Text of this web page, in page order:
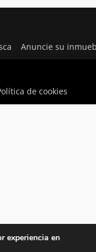
Anuncie su
de cookies
experiencia en